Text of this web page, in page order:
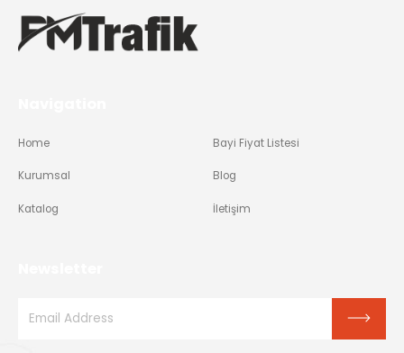
Home
Kurumsal
Katalog
Bayi Fiyat Listesi
Blog
İletişim